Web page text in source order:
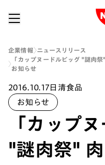
企業情報
ニュースリリース
「カップヌードルビッグ "謎肉
お知らせ
2016.10.17日清食品
お知らせ
「カップ
"謎肉祭"